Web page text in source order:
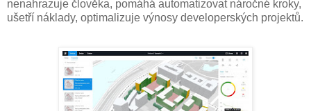
nenahrazuje člověka, pomáhá automatizovat náročné kroky,
ušetří náklady, optimalizuje výnosy developerských projektů.